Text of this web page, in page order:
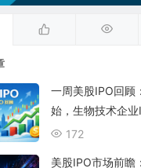
一周美股IPO回顾
始，生物技术企
涌现172
美股IPO市场前瞻